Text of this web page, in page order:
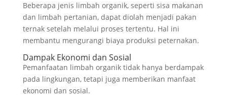
Beberapa jenis limbah organik, seperti sisa makanan
dan limbah pertanian, dapat diolah menjadi pakan
ternak setelah melalui proses tertentu. Hal ini
membantu mengurangi biaya produksi peternakan.
Dampak Ekonomi dan Sosial
Pemanfaatan limbah organik tidak hanya berdampak
pada lingkungan, tetapi juga memberikan manfaat
ekonomi dan sosial.